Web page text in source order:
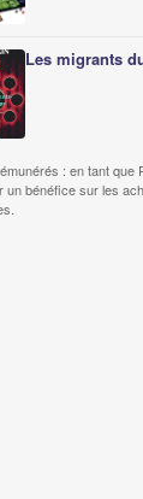
Les migrants
: en tant que
un bénéfice sur les